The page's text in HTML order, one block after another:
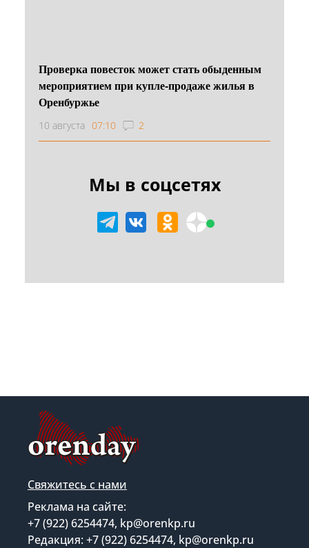
Проверка повесток может стать обыденным
мероприятием при купле-продаже жилья в
Оренбуржье
10 августа 07:10 2
Мы в соцсетях
Свяжитесь с нами
Реклама на сайте:
+7 (922) 6254474, kp@orenkp.ru
Редакция: +7 (922) 6254474, kp@orenkp.ru